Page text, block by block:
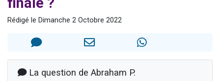
3 personnes viennent de faire un don pour 5 jours de vacances aux Orphelins
Odaya vient de donner son Maasser
Rédigé le Dimanche 2 Octobre 2022
La question de Abraham P.